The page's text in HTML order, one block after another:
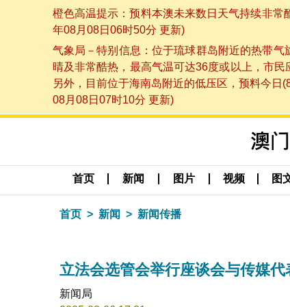
橙色高温提示：预料本澳未来数日天气持续非
年08月08日06时50分 更新)
气象局－特别信息：位于琉球群岛附近的热带
晴及非常酷热，最高气温可达36度或以上，市
另外，目前位于海南岛附近的低压区，预料今
08月08日07时10分 更新)
首页 新闻 图片 视频 图
首页 新闻 新闻传播
立法会选管会举行座谈会与传媒代
新闻局